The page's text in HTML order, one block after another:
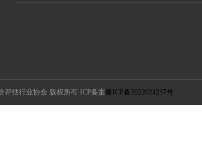
评估行业协会 版权所有 ICP备案豫ICP备2022024237号